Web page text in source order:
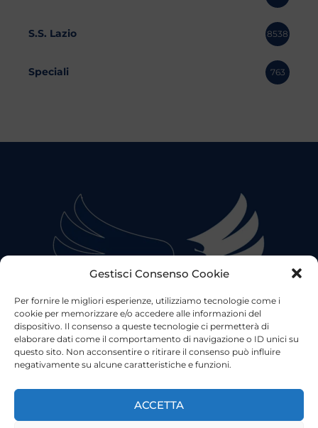
Gestisci Consenso Cookie
Per fornire le migliori esperienze, utilizziamo tecnologie come i
cookie per memorizzare e/o accedere alle informazioni del
dispositivo. Il consenso a queste tecnologie ci permetterà di
elaborare dati come il comportamento di navigazione o ID unici su
questo sito. Non acconsentire o ritirare il consenso può influire
negativamente su alcune caratteristiche e funzioni.
ACCETTA
S.S. Lazio 8538
Speciali 763
©2023 Tutti i diritti riservatiLazio Live TV